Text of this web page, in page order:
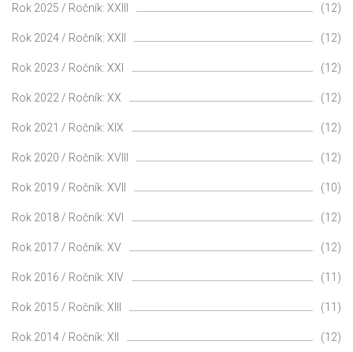
Rok 2025 / Ročník: XXIII (12)
Rok 2024 / Ročník: XXII (12)
Rok 2023 / Ročník: XXI (12)
Rok 2022 / Ročník: XX (12)
Rok 2021 / Ročník: XIX (12)
Rok 2020 / Ročník: XVIII (12)
Rok 2019 / Ročník: XVII (10)
Rok 2018 / Ročník: XVI (12)
Rok 2017 / Ročník: XV (12)
Rok 2016 / Ročník: XIV (11)
Rok 2015 / Ročník: XIII (11)
Rok 2014 / Ročník: XII (12)